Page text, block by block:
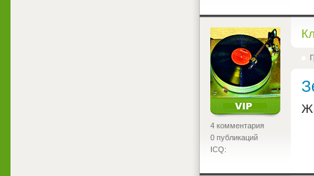
<
4 комментария
0 публикаций
ICQ: